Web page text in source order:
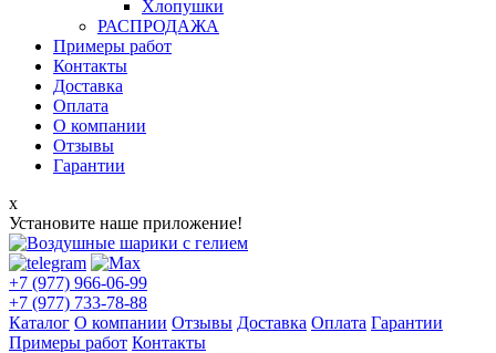
Хлопушки
РАСПРОДАЖА
Примеры работ
Контакты
Доставка
Оплата
О компании
Отзывы
Гарантии
x
Установите наше приложение!
+7 (977) 966-06-99
+7 (977) 733-78-88
Каталог О компании Отзывы Доставка Оплата Гарантии
Примеры работ Контакты